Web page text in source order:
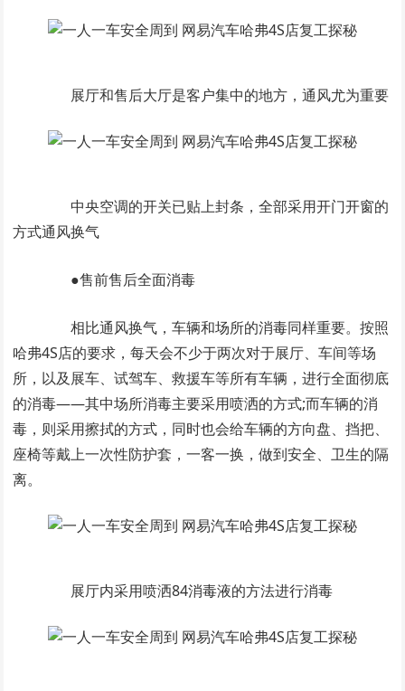
展厅和售后大厅是客户集中的地方，通风尤为重要
中央空调的开关已贴上封条，全部采用开门开窗的
方式通风换气
●售前售后全面消毒
相比通风换气，车辆和场所的消毒同样重要。按照
哈弗4S店的要求，每天会不少于两次对于展厅、车间等场
所，以及展车、试驾车、救援车等所有车辆，进行全面彻底
的消毒——其中场所消毒主要采用喷洒的方式;而车辆的消
毒，则采用擦拭的方式，同时也会给车辆的方向盘、挡把、
座椅等戴上一次性防护套，一客一换，做到安全、卫生的隔
离。
展厅内采用喷洒84消毒液的方法进行消毒